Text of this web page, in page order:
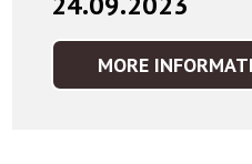
MORE
MUSIC